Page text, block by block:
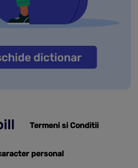
Termeni si Conditii
personal